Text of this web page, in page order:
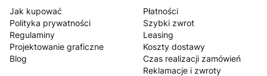
Jak kupować
Polityka prywatności
Regulaminy
Projektowanie graficzne
Blog
Płatności
Szybki zwrot
Leasing
Koszty dostawy
Czas realizacji zamówień
Reklamacje i zwroty